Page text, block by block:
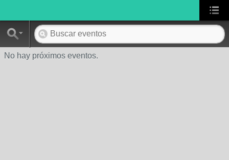
No hay próximos eventos.